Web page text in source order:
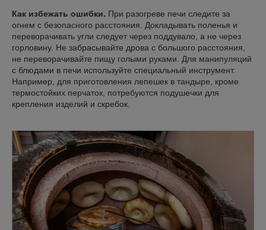
Как избежать ошибки. При разогреве печи следите за
огнем с безопасного расстояния. Докладывать поленья и
переворачивать угли следует через поддувало, а не через
горловину. Не забрасывайте дрова с большого расстояния,
не переворачивайте пищу голыми руками. Для манипуляций
с блюдами в печи используйте специальный инструмент.
Например, для приготовления лепешек в тандыре, кроме
термостойких перчаток, потребуются подушечки для
крепления изделий и скребок.